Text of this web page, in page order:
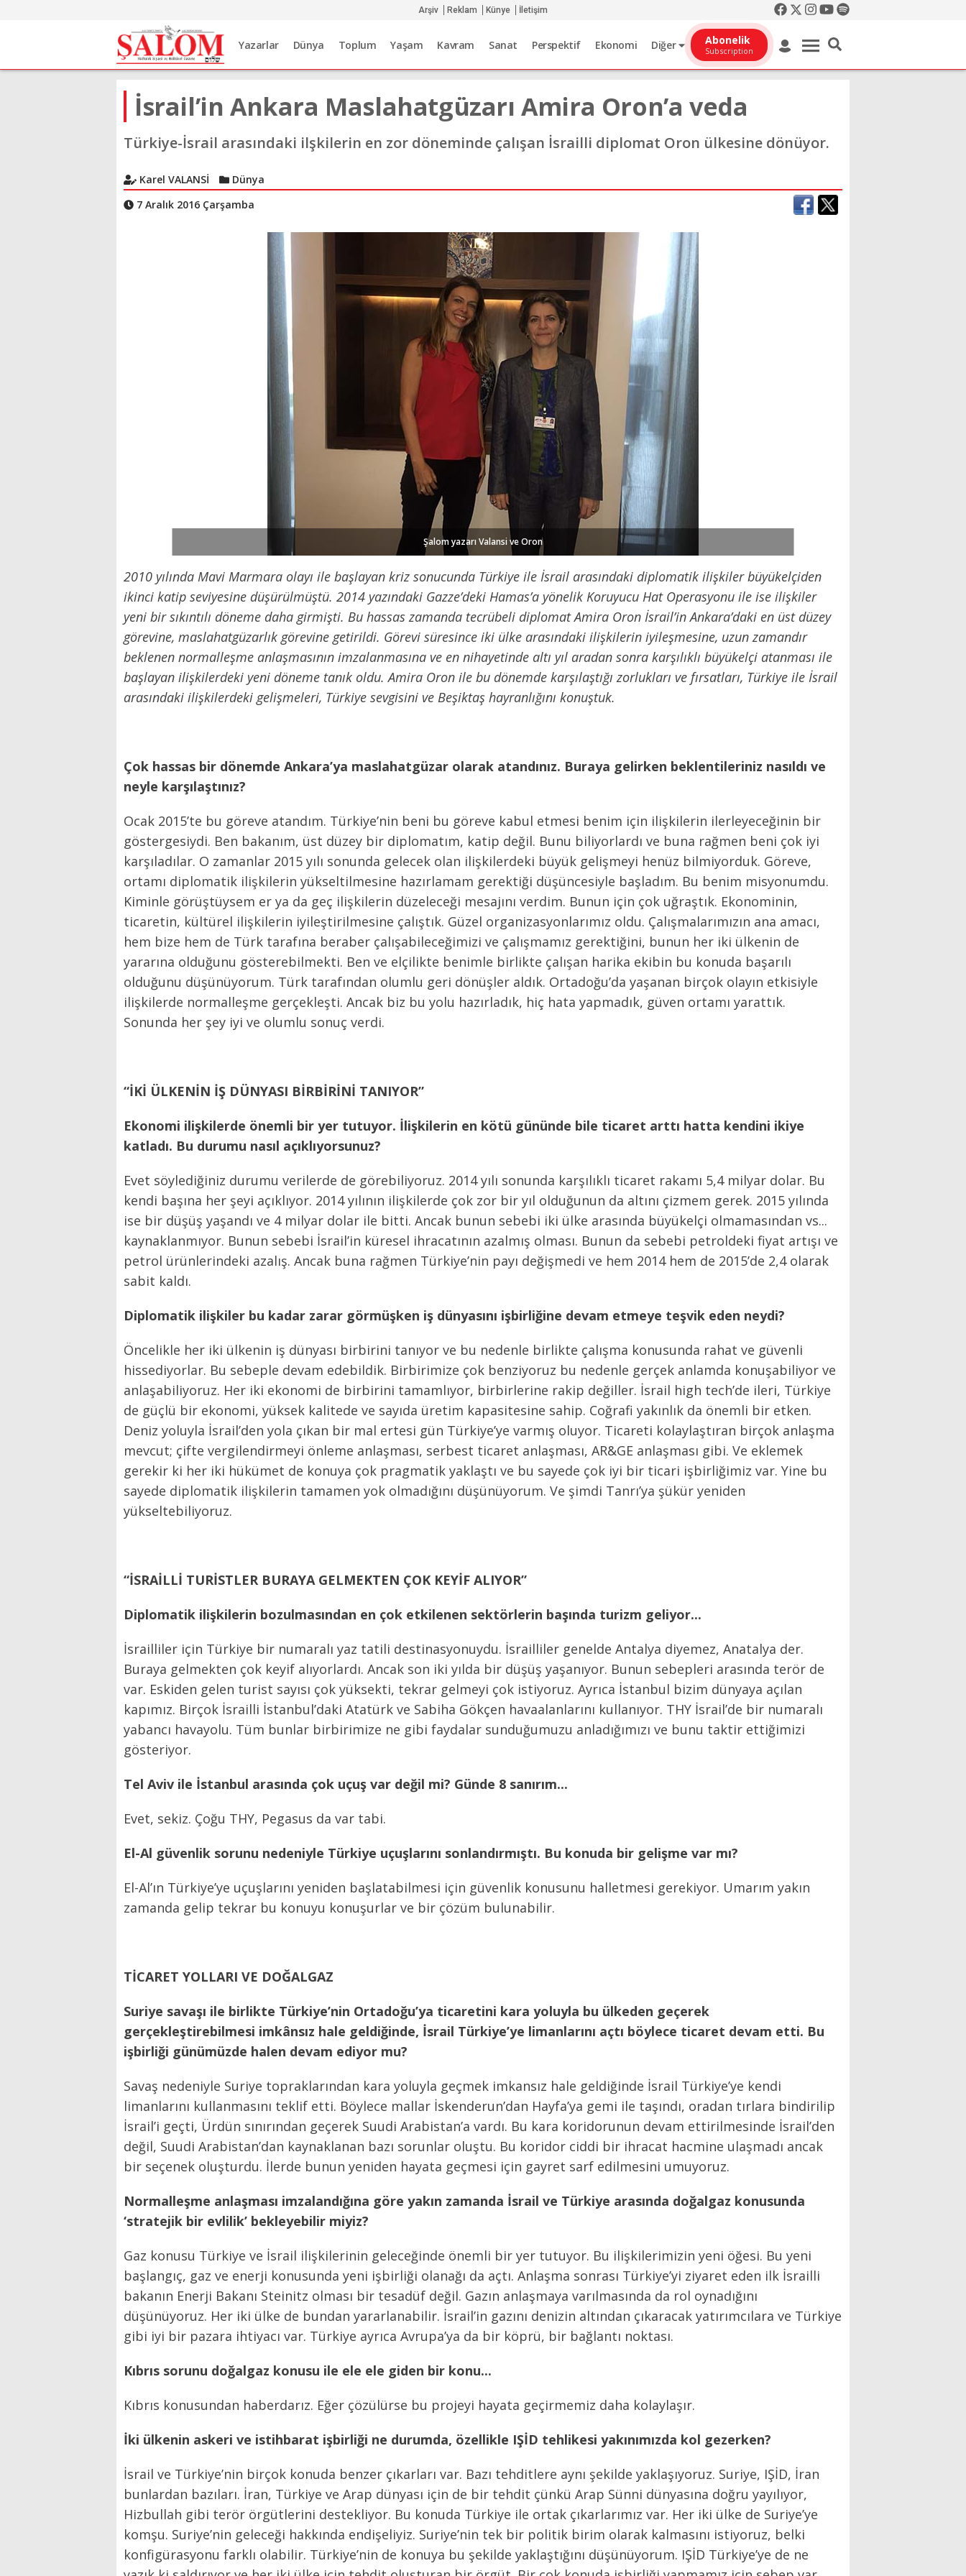
Arşiv Reklam Künye İletişim
Yazarlar Dünya Toplum Yaşam Kavram Sanat Perspektif Ekonomi Diğer Abonelik
Subscription
İsrail’in Ankara Maslahatgüzarı Amira Oron’a veda
Türkiye-İsrail arasındaki ilşkilerin en zor döneminde çalışan İsrailli diplomat Oron ülkesine dönüyor.
Karel VALANSİ
Dünya
7 Aralık 2016 Çarşamba
Şalom yazarı Valansi ve Oron
2010 yılında Mavi Marmara olayı ile başlayan kriz sonucunda Türkiye ile İsrail arasındaki diplomatik ilişkiler büyükelçiden
ikinci katip seviyesine düşürülmüştü. 2014 yazındaki Gazze’deki Hamas’a yönelik Koruyucu Hat Operasyonu ile ise ilişkiler
yeni bir sıkıntılı döneme daha girmişti. Bu hassas zamanda tecrübeli diplomat Amira Oron İsrail’in Ankara’daki en üst düzey
görevine, maslahatgüzarlık görevine getirildi. Görevi süresince iki ülke arasındaki ilişkilerin iyileşmesine, uzun zamandır
beklenen normalleşme anlaşmasının imzalanmasına ve en nihayetinde altı yıl aradan sonra karşılıklı büyükelçi atanması ile
başlayan ilişkilerdeki yeni döneme tanık oldu. Amira Oron ile bu dönemde karşılaştığı zorlukları ve fırsatları, Türkiye ile İsrail
arasındaki ilişkilerdeki gelişmeleri, Türkiye sevgisini ve Beşiktaş hayranlığını konuştuk.
Çok hassas bir dönemde Ankara’ya maslahatgüzar olarak atandınız. Buraya gelirken beklentileriniz nasıldı ve
neyle karşılaştınız?
Ocak 2015’te bu göreve atandım. Türkiye’nin beni bu göreve kabul etmesi benim için ilişkilerin ilerleyeceğinin bir
göstergesiydi. Ben bakanım, üst düzey bir diplomatım, katip değil. Bunu biliyorlardı ve buna rağmen beni çok iyi
karşıladılar. O zamanlar 2015 yılı sonunda gelecek olan ilişkilerdeki büyük gelişmeyi henüz bilmiyorduk. Göreve,
ortamı diplomatik ilişkilerin yükseltilmesine hazırlamam gerektiği düşüncesiyle başladım. Bu benim misyonumdu.
Kiminle görüştüysem er ya da geç ilişkilerin düzeleceği mesajını verdim. Bunun için çok uğraştık. Ekonominin,
ticaretin, kültürel ilişkilerin iyileştirilmesine çalıştık. Güzel organizasyonlarımız oldu. Çalışmalarımızın ana amacı,
hem bize hem de Türk tarafına beraber çalışabileceğimizi ve çalışmamız gerektiğini, bunun her iki ülkenin de
yararına olduğunu gösterebilmekti. Ben ve elçilikte benimle birlikte çalışan harika ekibin bu konuda başarılı
olduğunu düşünüyorum. Türk tarafından olumlu geri dönüşler aldık. Ortadoğu’da yaşanan birçok olayın etkisiyle
ilişkilerde normalleşme gerçekleşti. Ancak biz bu yolu hazırladık, hiç hata yapmadık, güven ortamı yarattık.
Sonunda her şey iyi ve olumlu sonuç verdi.
“İKİ ÜLKENİN İŞ DÜNYASI BİRBİRİNİ TANIYOR”
Ekonomi ilişkilerde önemli bir yer tutuyor. İlişkilerin en kötü gününde bile ticaret arttı hatta kendini ikiye
katladı. Bu durumu nasıl açıklıyorsunuz?
Evet söylediğiniz durumu verilerde de görebiliyoruz. 2014 yılı sonunda karşılıklı ticaret rakamı 5,4 milyar dolar. Bu
kendi başına her şeyi açıklıyor. 2014 yılının ilişkilerde çok zor bir yıl olduğunun da altını çizmem gerek. 2015 yılında
ise bir düşüş yaşandı ve 4 milyar dolar ile bitti. Ancak bunun sebebi iki ülke arasında büyükelçi olmamasından vs...
kaynaklanmıyor. Bunun sebebi İsrail’in küresel ihracatının azalmış olması. Bunun da sebebi petroldeki fiyat artışı ve
petrol ürünlerindeki azalış. Ancak buna rağmen Türkiye’nin payı değişmedi ve hem 2014 hem de 2015’de 2,4 olarak
sabit kaldı.
Diplomatik ilişkiler bu kadar zarar görmüşken iş dünyasını işbirliğine devam etmeye teşvik eden neydi?
Öncelikle her iki ülkenin iş dünyası birbirini tanıyor ve bu nedenle birlikte çalışma konusunda rahat ve güvenli
hissediyorlar. Bu sebeple devam edebildik. Birbirimize çok benziyoruz bu nedenle gerçek anlamda konuşabiliyor ve
anlaşabiliyoruz. Her iki ekonomi de birbirini tamamlıyor, birbirlerine rakip değiller. İsrail high tech’de ileri, Türkiye
de güçlü bir ekonomi, yüksek kalitede ve sayıda üretim kapasitesine sahip. Coğrafi yakınlık da önemli bir etken.
Deniz yoluyla İsrail’den yola çıkan bir mal ertesi gün Türkiye’ye varmış oluyor. Ticareti kolaylaştıran birçok anlaşma
mevcut; çifte vergilendirmeyi önleme anlaşması, serbest ticaret anlaşması, AR&GE anlaşması gibi. Ve eklemek
gerekir ki her iki hükümet de konuya çok pragmatik yaklaştı ve bu sayede çok iyi bir ticari işbirliğimiz var. Yine bu
sayede diplomatik ilişkilerin tamamen yok olmadığını düşünüyorum. Ve şimdi Tanrı’ya şükür yeniden
yükseltebiliyoruz.
“İSRAİLLİ TURİSTLER BURAYA GELMEKTEN ÇOK KEYİF ALIYOR”
Diplomatik ilişkilerin bozulmasından en çok etkilenen sektörlerin başında turizm geliyor...
İsrailliler için Türkiye bir numaralı yaz tatili destinasyonuydu. İsrailliler genelde Antalya diyemez, Anatalya der.
Buraya gelmekten çok keyif alıyorlardı. Ancak son iki yılda bir düşüş yaşanıyor. Bunun sebepleri arasında terör de
var. Eskiden gelen turist sayısı çok yüksekti, tekrar gelmeyi çok istiyoruz. Ayrıca İstanbul bizim dünyaya açılan
kapımız. Birçok İsrailli İstanbul’daki Atatürk ve Sabiha Gökçen havaalanlarını kullanıyor. THY İsrail’de bir numaralı
yabancı havayolu. Tüm bunlar birbirimize ne gibi faydalar sunduğumuzu anladığımızı ve bunu taktir ettiğimizi
gösteriyor.
Tel Aviv ile İstanbul arasında çok uçuş var değil mi? Günde 8 sanırım...
Evet, sekiz. Çoğu THY, Pegasus da var tabi.
El-Al güvenlik sorunu nedeniyle Türkiye uçuşlarını sonlandırmıştı. Bu konuda bir gelişme var mı?
El-Al’ın Türkiye’ye uçuşlarını yeniden başlatabilmesi için güvenlik konusunu halletmesi gerekiyor. Umarım yakın
zamanda gelip tekrar bu konuyu konuşurlar ve bir çözüm bulunabilir.
TİCARET YOLLARI VE DOĞALGAZ
Suriye savaşı ile birlikte Türkiye’nin Ortadoğu’ya ticaretini kara yoluyla bu ülkeden geçerek
gerçekleştirebilmesi imkânsız hale geldiğinde, İsrail Türkiye’ye limanlarını açtı böylece ticaret devam etti. Bu
işbirliği günümüzde halen devam ediyor mu?
Savaş nedeniyle Suriye topraklarından kara yoluyla geçmek imkansız hale geldiğinde İsrail Türkiye’ye kendi
limanlarını kullanmasını teklif etti. Böylece mallar İskenderun’dan Hayfa’ya gemi ile taşındı, oradan tırlara bindirilip
İsrail’i geçti, Ürdün sınırından geçerek Suudi Arabistan’a vardı. Bu kara koridorunun devam ettirilmesinde İsrail’den
değil, Suudi Arabistan’dan kaynaklanan bazı sorunlar oluştu. Bu koridor ciddi bir ihracat hacmine ulaşmadı ancak
bir seçenek oluşturdu. İlerde bunun yeniden hayata geçmesi için gayret sarf edilmesini umuyoruz.
Normalleşme anlaşması imzalandığına göre yakın zamanda İsrail ve Türkiye arasında doğalgaz konusunda
‘stratejik bir evlilik’ bekleyebilir miyiz?
Gaz konusu Türkiye ve İsrail ilişkilerinin geleceğinde önemli bir yer tutuyor. Bu ilişkilerimizin yeni öğesi. Bu yeni
başlangıç, gaz ve enerji konusunda yeni işbirliği olanağı da açtı. Anlaşma sonrası Türkiye’yi ziyaret eden ilk İsrailli
bakanın Enerji Bakanı Steinitz olması bir tesadüf değil. Gazın anlaşmaya varılmasında da rol oynadığını
düşünüyoruz. Her iki ülke de bundan yararlanabilir. İsrail’in gazını denizin altından çıkaracak yatırımcılara ve Türkiye
gibi iyi bir pazara ihtiyacı var. Türkiye ayrıca Avrupa’ya da bir köprü, bir bağlantı noktası.
Kıbrıs sorunu doğalgaz konusu ile ele ele giden bir konu...
Kıbrıs konusundan haberdarız. Eğer çözülürse bu projeyi hayata geçirmemiz daha kolaylaşır.
İki ülkenin askeri ve istihbarat işbirliği ne durumda, özellikle IŞİD tehlikesi yakınımızda kol gezerken?
İsrail ve Türkiye’nin birçok konuda benzer çıkarları var. Bazı tehditlere aynı şekilde yaklaşıyoruz. Suriye, IŞİD, İran
bunlardan bazıları. İran, Türkiye ve Arap dünyası için de bir tehdit çünkü Arap Sünni dünyasına doğru yayılıyor,
Hizbullah gibi terör örgütlerini destekliyor. Bu konuda Türkiye ile ortak çıkarlarımız var. Her iki ülke de Suriye’ye
komşu. Suriye’nin geleceği hakkında endişeliyiz. Suriye’nin tek bir politik birim olarak kalmasını istiyoruz, belki
konfigürasyonu farklı olabilir. Türkiye’nin de konuya bu şekilde yaklaştığını düşünüyorum. IŞİD Türkiye’ye de ne